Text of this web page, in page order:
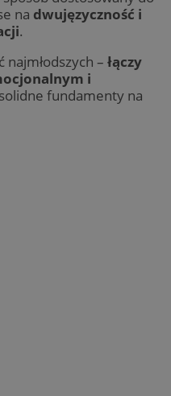
na dwujęzyczność i
.
najmłodszych – łączy
i
fundamenty na